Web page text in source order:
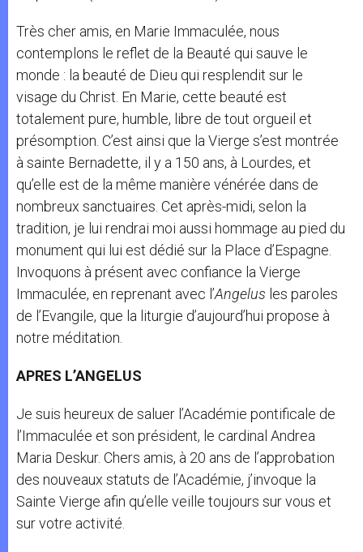
Très cher amis, en Marie Immaculée, nous
contemplons le reflet de la Beauté qui sauve le
monde : la beauté de Dieu qui resplendit sur le
visage du Christ. En Marie, cette beauté est
totalement pure, humble, libre de tout orgueil et
présomption. C’est ainsi que la Vierge s’est montrée
à sainte Bernadette, il y a 150 ans, à Lourdes, et
qu’elle est de la même manière vénérée dans de
nombreux sanctuaires. Cet après-midi, selon la
tradition, je lui rendrai moi aussi hommage au pied du
monument qui lui est dédié sur la Place d’Espagne.
Invoquons à présent avec confiance la Vierge
Immaculée, en reprenant avec l’Angelus les paroles
de l’Evangile, que la liturgie d’aujourd’hui propose à
notre méditation.
APRES L’ANGELUS
Je suis heureux de saluer l’Académie pontificale de
l’Immaculée et son président, le cardinal Andrea
Maria Deskur. Chers amis, à 20 ans de l’approbation
des nouveaux statuts de l’Académie, j’invoque la
Sainte Vierge afin qu’elle veille toujours sur vous et
sur votre activité.